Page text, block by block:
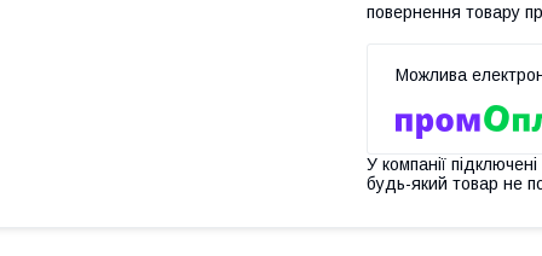
повернення товару
У компанії
будь-який товар не